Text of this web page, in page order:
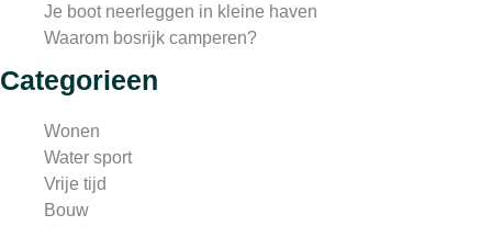
Je boot neerleggen in kleine haven
Waarom bosrijk camperen?
Categorieen
Wonen
Water sport
Vrije tijd
Bouw